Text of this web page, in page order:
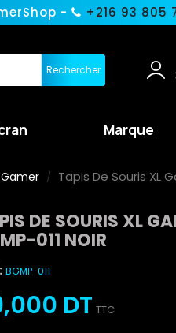
- +216 93 805
Rechercher
Marque
Tapis De Souris XL
DE SOURIS XL
011 NOIR
BGMP-011
DT TTC